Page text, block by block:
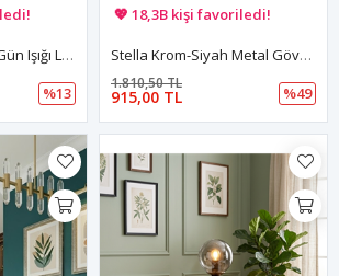
Lara Eskitme Renk Gün Işığı Led Işıklı Modern Tasarım Led Masa Lambası - Abajur - Gece Lambası
%13
💸 Sepette 100 TL indirim!
Stella Krom-Siyah Metal Gövde Füme Camlı Tasarım Lüx Masa Lambası
915,00 TL
1.810,50 TL
%49